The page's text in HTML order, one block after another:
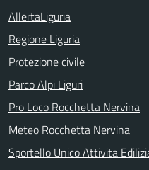
AllertaLiguria
Regione Liguria
Protezione civile
Parco Alpi Liguri
Pro Loco Rocchetta Nervina
Meteo Rocchetta Nervina
Sportello Unico Attivita